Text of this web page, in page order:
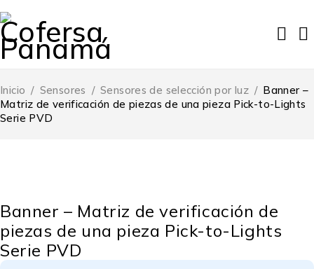
Inicio / Sensores / Sensores de selección por luz / Banner –
Matriz de verificación de piezas de una pieza Pick-to-Lights
Serie PVD
Banner – Matriz de verificación de
piezas de una pieza Pick-to-Lights
Serie PVD